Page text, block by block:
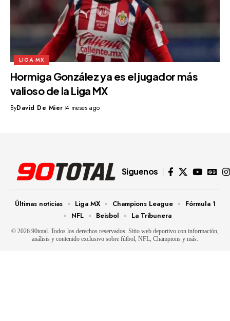
LIGA MX
Hormiga González ya es el jugador más
valioso de la Liga MX
ByDavid De Mier 4 meses ago
Siguenos
© 2026 90total. Todos los derechos reservados. Sitio web deportivo con información,
análisis y contenido exclusivo sobre fútbol, NFL, Champions y más.
Últimas noticias Liga MX Champions League
Fórmula 1
NFL
Beisbol La Tribunera